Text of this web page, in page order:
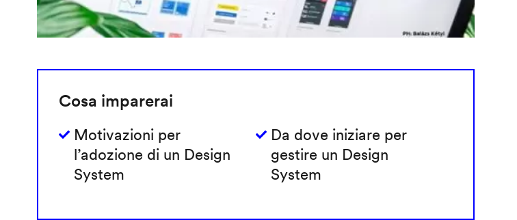
Cosa imparerai
Motivazioni per
l’adozione di un Design
System
Da dove iniziare per
gestire un Design
System